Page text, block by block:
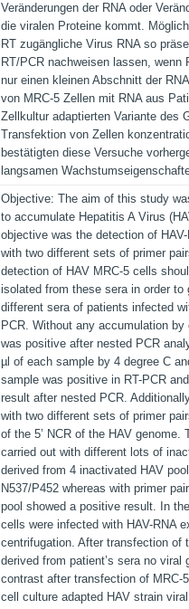
Veränderungen der RNA oder
die viralen Proteine kommt.
RT zugängliche Virus RNA so
RT/PCR nachweisen lassen, wenn
nur einen kleinen Abschnitt der
von MRC-5 Zellen mit RNA aus
Zellkultur adaptierten Variante des
Transfektion von Zellen
bestätigten diese Versuche
langsamen
Objective: The aim of this study
to accumulate Hepatitis A Virus
objective was the detection of
with two different sets of primer
detection of HAV MRC-5 cells
isolated from these sera in order
different sera of patients infected
PCR. Without any accumulation
was positive after nested PCR
µl of each sample by 4 degree C
sample was positive in RT-PCR
result after nested PCR.
with two different sets of primer
of the 5’ NCR of the HAV genome.
carried out with different lots of
derived from 4 inactivated HAV
N537/P452 whereas with primer
pool showed a positive result. In
cells were infected with HAV-RNA
centrifugation. After transfection of
derived from patient’s sera no viral
contrast after transfection of MRC-
cell culture adapted HAV strain